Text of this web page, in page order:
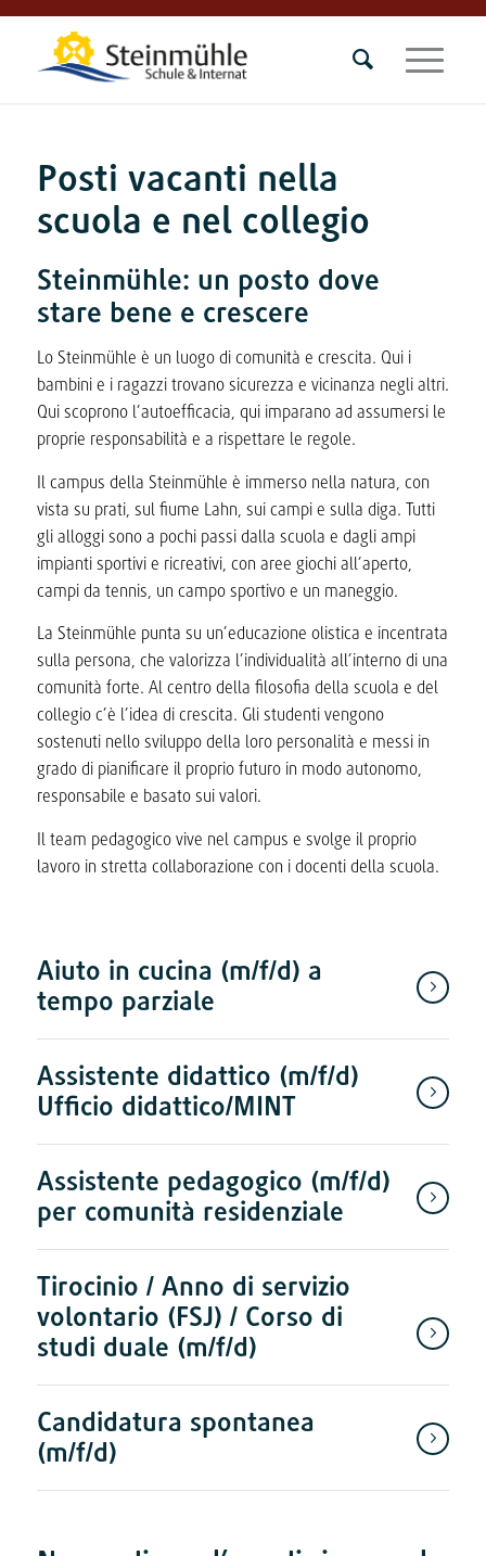
Posti vacanti nella
scuola e nel collegio
Steinmühle: un posto dove
stare bene e crescere
Lo Steinmühle è un luogo di comunità e crescita. Qui i
bambini e i ragazzi trovano sicurezza e vicinanza negli altri.
Qui scoprono l’autoefficacia, qui imparano ad assumersi le
proprie responsabilità e a rispettare le regole.
Il campus della Steinmühle è immerso nella natura, con
vista su prati, sul fiume Lahn, sui campi e sulla diga. Tutti
gli alloggi sono a pochi passi dalla scuola e dagli ampi
impianti sportivi e ricreativi, con aree giochi all’aperto,
campi da tennis, un campo sportivo e un maneggio.
La Steinmühle punta su un’educazione olistica e incentrata
sulla persona, che valorizza l’individualità all’interno di una
comunità forte. Al centro della filosofia della scuola e del
collegio c’è l’idea di crescita. Gli studenti vengono
sostenuti nello sviluppo della loro personalità e messi in
grado di pianificare il proprio futuro in modo autonomo,
responsabile e basato sui valori.
Il team pedagogico vive nel campus e svolge il proprio
lavoro in stretta collaborazione con i docenti della scuola.
Aiuto in cucina (m/f/d) a
tempo parziale
Assistente didattico (m/f/d)
Ufficio didattico/MINT
Assistente pedagogico (m/f/d)
per comunità residenziale
Tirocinio / Anno di servizio
volontario (FSJ) / Corso di
studi duale (m/f/d)
Candidatura spontanea
(m/f/d)